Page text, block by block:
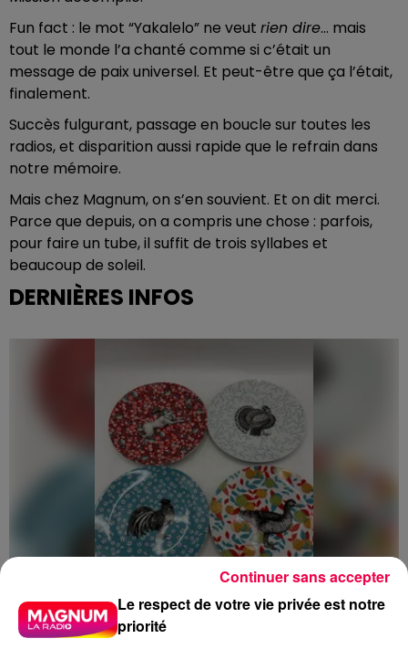
Fun fact : le mot “Yakalelo” ne veut rien dire… mais
tout le monde l’a chanté comme si c’était un
message de paix universel. Et peut-être que ça l’était,
finalement.
Succès fulgurant, passage en boucle sur toutes les
radios, et disparition aussi rapide que le refrain dans
notre mémoire.
Mais chez Magnum, on s’en souvient. Et on dit merci.
Parce que depuis, on a compris une chose : parfois,
pour faire un tube, il suffit de trois syllabes et
beaucoup de soleil.
DERNIÈRES INFOS
Le respect de votre vie privée est notre
priorité
Continuer sans accepter